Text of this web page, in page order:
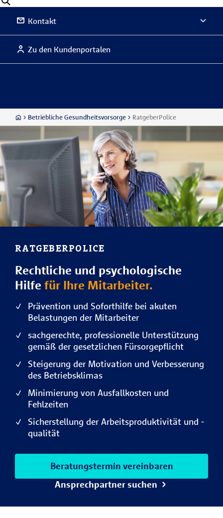
Kontakt
Zu den Kundenportalen
Betriebliche Gesundheitsvorsorge RatgeberPolice
RATGEBERPOLICE
Rechtliche und psychologische
Hilfe für Ihre Mitarbeiter.
Prävention und Soforthilfe bei akuten
Belastungen der Mitarbeiter
sachgerechte, professionelle Unterstützung
gemäß der gesetzlichen Fürsorgepflicht
Steigerung der Motivation und Verbesserung
des Betriebsklimas
Minimierung von Ausfallkosten und
Fehlzeiten
Sicherstellung der Arbeitsproduktivität und -
qualität
Beratungstermin vereinbaren
Ansprechpartner suchen